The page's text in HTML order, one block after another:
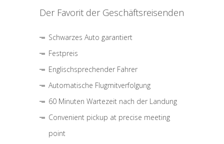
Der Favorit der Geschäftsreisenden
Schwarzes Auto garantiert
Festpreis
Englischsprechender Fahrer
Automatische Flugmitverfolgung
60 Minuten Wartezeit nach der Landung
Convenient pickup at precise meeting
point